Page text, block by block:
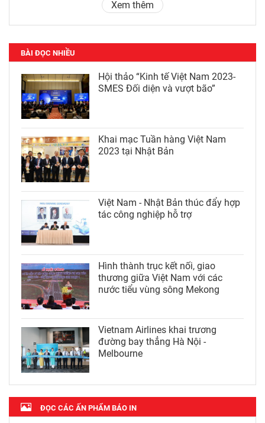
Xem thêm
BÀI ĐỌC NHIỀU
Hội thảo “Kinh tế Việt Nam 2023-
SMES Đối diện và vượt bão”
Khai mạc Tuần hàng Việt Nam
2023 tại Nhật Bản
Việt Nam - Nhật Bản thúc đẩy hợp
tác công nghiệp hỗ trợ
Hình thành trục kết nối, giao
thương giữa Việt Nam với các
nước tiểu vùng sông Mekong
Vietnam Airlines khai trương
đường bay thẳng Hà Nội -
Melbourne
ĐỌC CÁC ẤN PHẨM BÁO IN